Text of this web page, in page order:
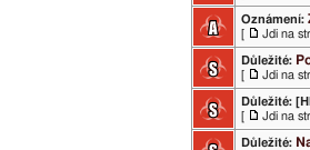
Oznámení:
[ Jdi na
Důležité:
[ Jdi na
Důležité:
[ Jdi na
Důležité: